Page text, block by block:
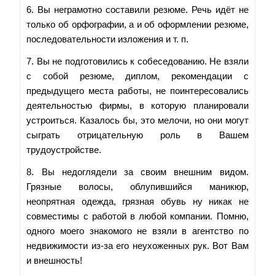
6. Вы неграмотно составили резюме. Речь идёт не
только об орфографии, а и об оформлении резюме,
последовательности изложения и т. п.
7. Вы не подготовились к собеседованию. Не взяли
с собой резюме, диплом, рекомендации с
предыдущего места работы, не поинтересовались
деятельностью фирмы, в которую планировали
устроиться. Казалось бы, это мелочи, но они могут
сыграть отрицательную роль в Вашем
трудоустройстве.
8. Вы недоглядели за своим внешним видом.
Грязные волосы, облупившийся маникюр,
неопрятная одежда, грязная обувь ну никак не
совместимы с работой в любой компании. Помню,
одного моего знакомого не взяли в агентство по
недвижимости из-за его неухоженных рук. Вот Вам
и внешность!